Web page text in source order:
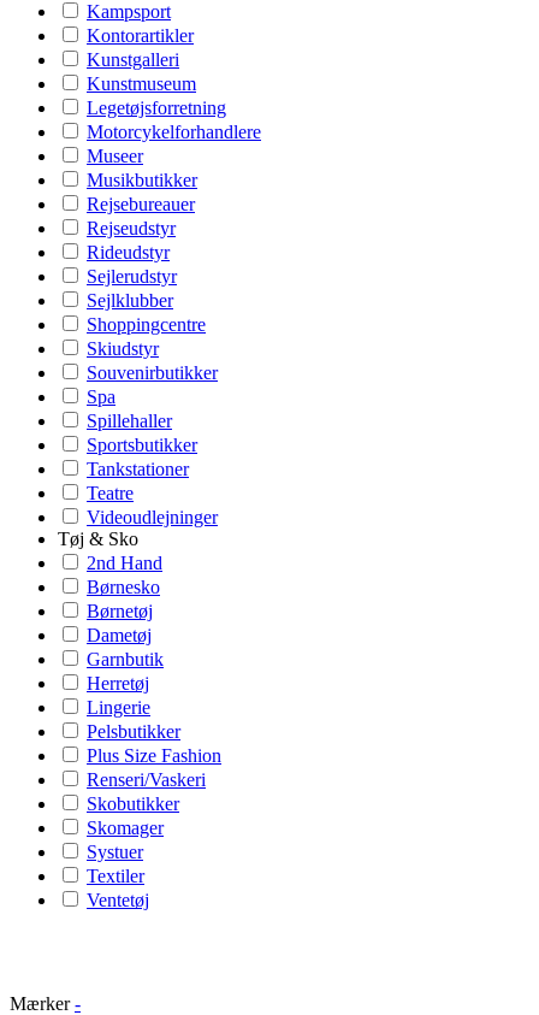
Kampsport
Kontorartikler
Kunstgalleri
Kunstmuseum
Legetøjsforretning
Motorcykelforhandlere
Museer
Musikbutikker
Rejsebureauer
Rejseudstyr
Rideudstyr
Sejlerudstyr
Sejlklubber
Shoppingcentre
Skiudstyr
Souvenirbutikker
Spa
Spillehaller
Sportsbutikker
Tankstationer
Teatre
Videoudlejninger
Tøj & Sko
2nd Hand
Børnesko
Børnetøj
Dametøj
Garnbutik
Herretøj
Lingerie
Pelsbutikker
Plus Size Fashion
Renseri/Vaskeri
Skobutikker
Skomager
Systuer
Textiler
Ventetøj
Mærker -